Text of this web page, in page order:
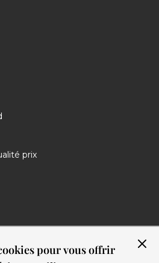
pour vous offrir
prix